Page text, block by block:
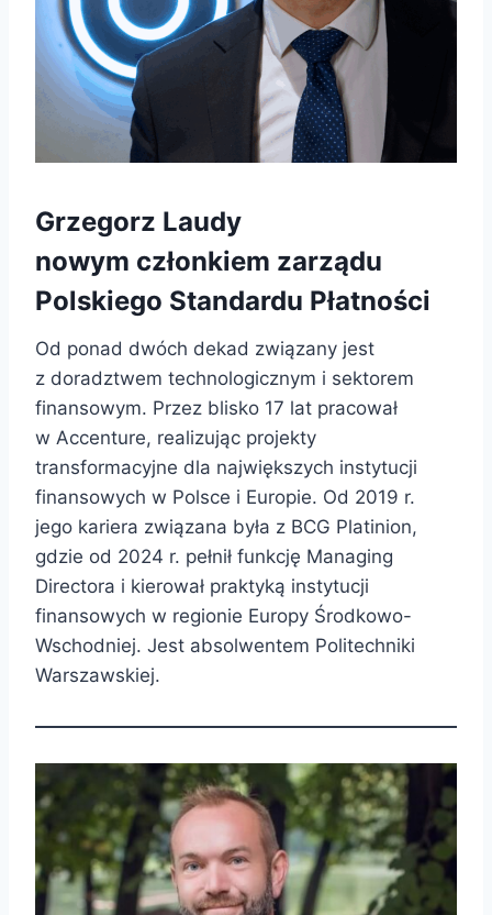
Grzegorz Laudy
nowym członkiem zarządu
Polskiego Standardu Płatności
Od ponad dwóch dekad związany jest
z doradztwem technologicznym i sektorem
finansowym. Przez blisko 17 lat pracował
w Accenture, realizując projekty
transformacyjne dla największych instytucji
finansowych w Polsce i Europie. Od 2019 r.
jego kariera związana była z BCG Platinion,
gdzie od 2024 r. pełnił funkcję Managing
Directora i kierował praktyką instytucji
finansowych w regionie Europy Środkowo-
Wschodniej. Jest absolwentem Politechniki
Warszawskiej.